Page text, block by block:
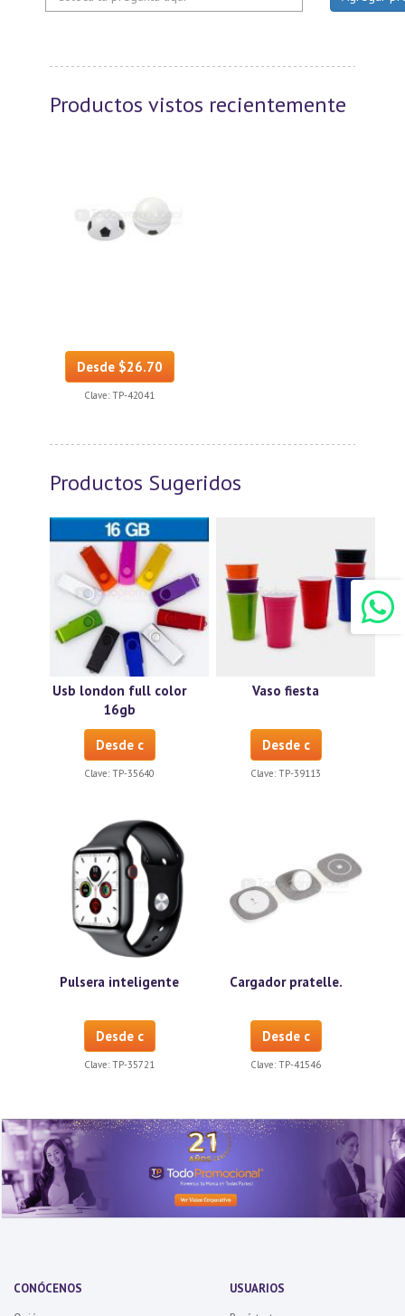
Productos vistos recientemente
Desde $26.70
Clave: TP-42041
Productos Sugeridos
Usb london full color
16gb
Desde c
Clave: TP-35640
Vaso fiesta
Desde c
Clave: TP-39113
Pulsera inteligente
Desde c
Clave: TP-35721
Cargador pratelle.
Desde c
Clave: TP-41546
CONÓCENOS
USUARIOS